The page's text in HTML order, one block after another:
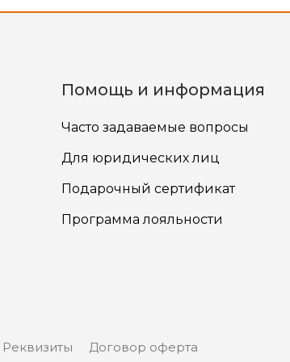
Помощь и информация
Часто задаваемые вопросы
Для юридических лиц
Подарочный сертификат
Программа лояльности
Реквизиты Договор оферта